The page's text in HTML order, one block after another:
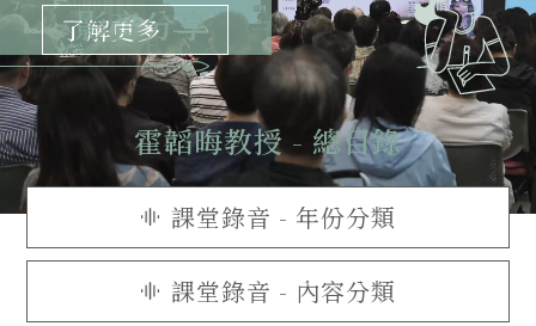
了解更多
影音分享
霍韜晦教授 - 總目錄
課堂錄音 - 年份分類
課堂錄音 - 內容分類